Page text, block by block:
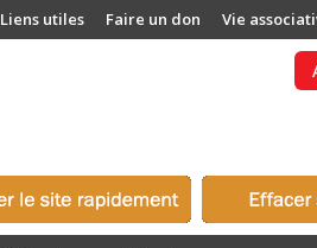
Liens utiles Faire un don Vie